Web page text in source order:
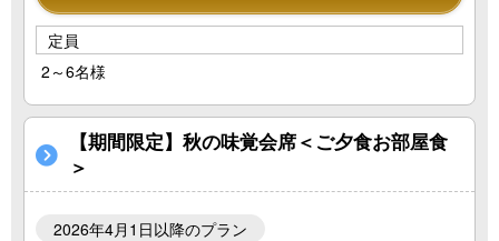
定員
2～6名様
【期間限定】秋の味覚会席＜ご夕食お部屋食
＞
2026年4月1日以降のプラン